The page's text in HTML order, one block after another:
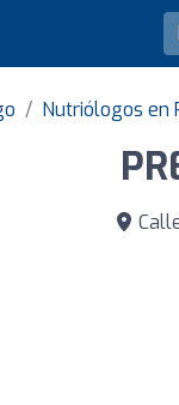
Nutriólogos en